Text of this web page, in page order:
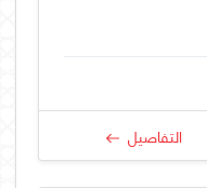
التفاصيل